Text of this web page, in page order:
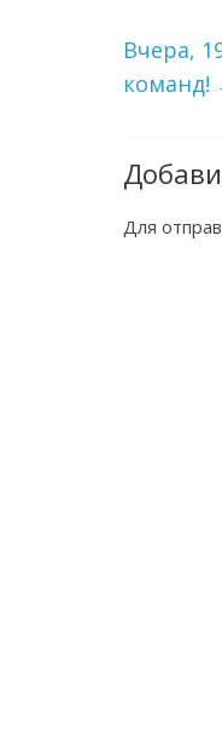
Вчера,
команд!
Для